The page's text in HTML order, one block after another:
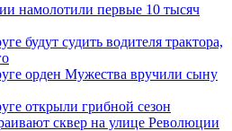
намолотили первые 10 тысяч
будут судить водителя трактора,
орден Мужества вручили сыну
открыли грибной сезон
сквер на улице Революции